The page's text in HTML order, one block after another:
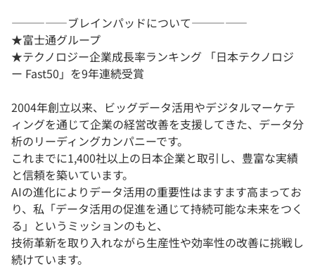
―――――ブレインパッドについて―――――
★富士通グループ
★テクノロジー企業成長率ランキング 「日本テクノロジ
ー Fast50」を9年連続受賞
2004年創立以来、ビッグデータ活用やデジタルマーケテ
ィングを通じて企業の経営改善を支援してきた、データ分
析のリーディングカンパニーです。
これまでに1,400社以上の日本企業と取引し、豊富な実績
と信頼を築いています。
AIの進化によりデータ活用の重要性はますます高まってお
り、私「データ活用の促進を通じて持続可能な未来をつく
る」というミッションのもと、
技術革新を取り入れながら生産性や効率性の改善に挑戦し
続けています。